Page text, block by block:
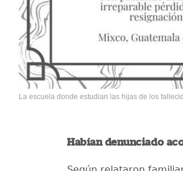
La escuela donde estudian las hijas de los
Habían denunciado